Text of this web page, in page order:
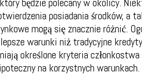
będzie polecany w okolicy.
posiadania środków, a
mogą się znacznie różnić.
warunki niż tradycyjne kredyty
określone kryteria członkostwa
na korzystnych warunkach.